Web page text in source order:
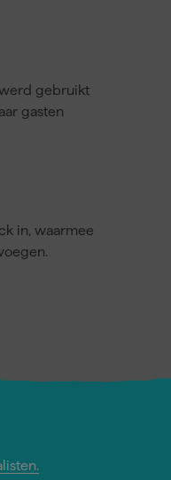
gebruikt
gasten
in, waarmee